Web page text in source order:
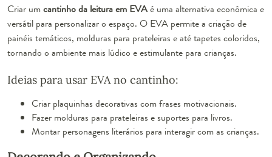
Criar umcantinho da leitura em EVAé uma alternativa econômica e
versátil para personalizar o espaço. O EVA permite a criação de
painéis temáticos, molduras para prateleiras e até tapetes coloridos,
tornando o ambiente mais lúdico e estimulante para crianças.
Ideias para usar EVA no cantinho:
Criar plaquinhas decorativas com frases motivacionais.
Fazer molduras para prateleiras e suportes para livros.
Montar personagens literários para interagir com as crianças.